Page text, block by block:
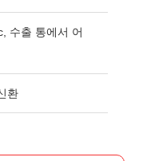
수출 통에서 어
환